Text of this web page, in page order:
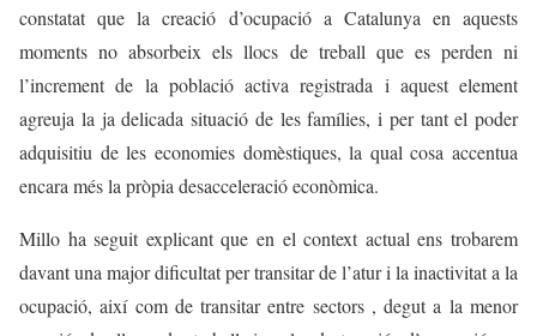
constatat que la creació d’ocupació a Catalunya en aquests
moments no absorbeix els llocs de treball que es perden ni
l’increment de la població activa registrada i aquest element
agreuja la ja delicada situació de les famílies, i per tant el poder
adquisitiu de les economies domèstiques, la qual cosa accentua
encara més la pròpia desacceleració econòmica.
Millo ha seguit explicant que en el context actual ens trobarem
davant una major dificultat per transitar de l’atur i la inactivitat a la
ocupació, així com de transitar entre sectors , degut a la menor